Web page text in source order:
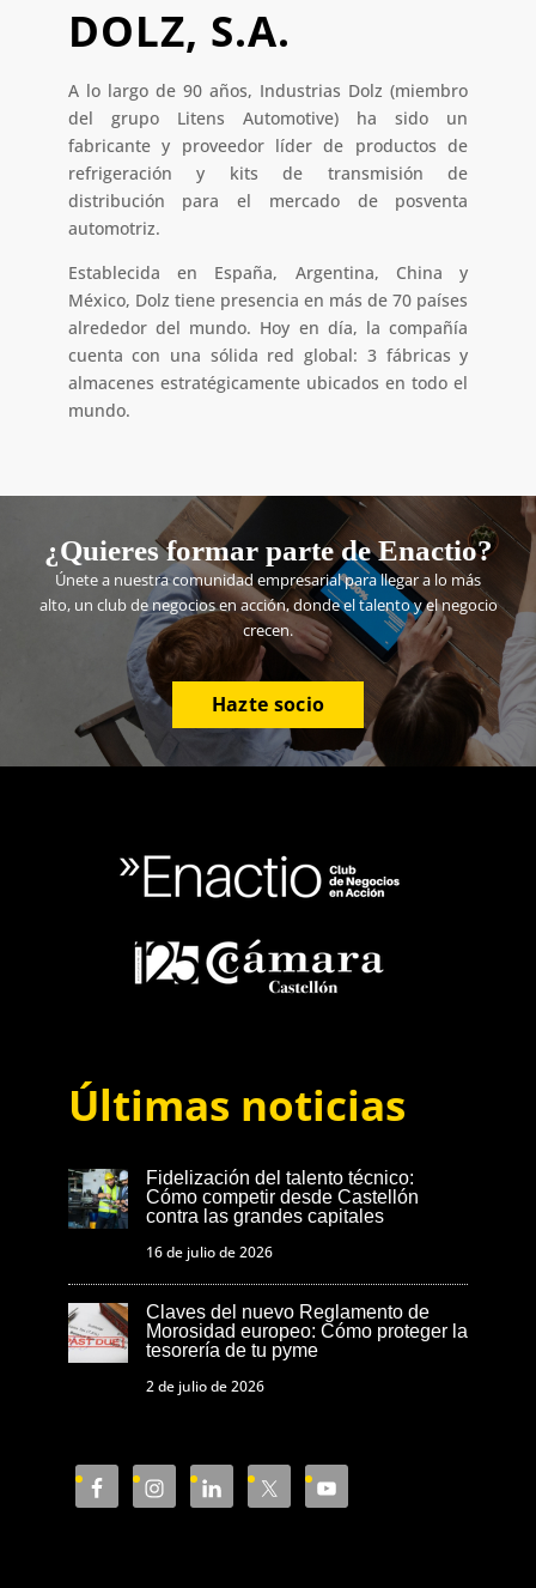
DOLZ, S.A.
A lo largo de 90 años, Industrias Dolz (miembro
del grupo Litens Automotive) ha sido un
fabricante y proveedor líder de productos de
refrigeración y kits de transmisión de
distribución para el mercado de posventa
automotriz.
Establecida en España, Argentina, China y
México, Dolz tiene presencia en más de 70 países
alrededor del mundo. Hoy en día, la compañía
cuenta con una sólida red global: 3 fábricas y
almacenes estratégicamente ubicados en todo el
mundo.
¿Quieres formar parte de Enactio?
Únete a nuestra comunidad empresarial para llegar a lo más
alto, un club de negocios en acción, donde el talento y el negocio
crecen.
Hazte socio
Últimas noticias
Fidelización del talento técnico:
Cómo competir desde Castellón
contra las grandes capitales
16 de julio de 2026
Claves del nuevo Reglamento de
Morosidad europeo: Cómo proteger la
tesorería de tu pyme
2 de julio de 2026